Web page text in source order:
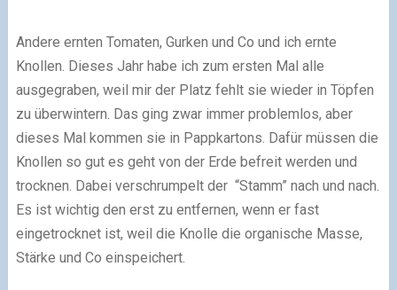
Andere ernten Tomaten, Gurken und Co und ich ernte
Knollen. Dieses Jahr habe ich zum ersten Mal alle
ausgegraben, weil mir der Platz fehlt sie wieder in Töpfen
zu überwintern. Das ging zwar immer problemlos, aber
dieses Mal kommen sie in Pappkartons. Dafür müssen die
Knollen so gut es geht von der Erde befreit werden und
trocknen. Dabei verschrumpelt der “Stamm” nach und nach.
Es ist wichtig den erst zu entfernen, wenn er fast
eingetrocknet ist, weil die Knolle die organische Masse,
Stärke und Co einspeichert.